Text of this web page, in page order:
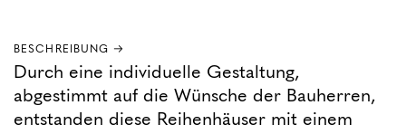
BESCHREIBUNG →
Durch eine individuelle Gestaltung,
abgestimmt auf die Wünsche der Bauherren,
entstanden diese Reihenhäuser mit einem